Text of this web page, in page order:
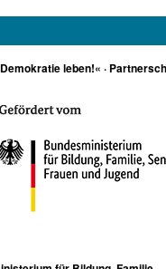
leben!« ·